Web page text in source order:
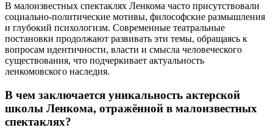
В малоизвестных спектаклях Ленкома часто присутствовали
социально-политические мотивы, философские размышления
и глубокий психологизм. Современные театральные
постановки продолжают развивать эти темы, обращаясь к
вопросам идентичности, власти и смысла человеческого
существования, что подчеркивает актуальность
ленкомовского наследия.
В чем заключается уникальность актерской
школы Ленкома, отражённой в малоизвестных
спектаклях?